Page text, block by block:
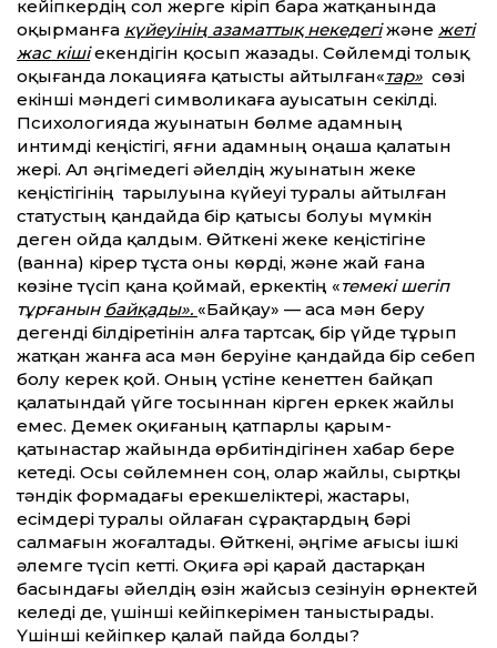
кейіпкердің сол жерге кіріп бара жатқанында
оқырманға күйеуінің азаматтық некедегіжәне жеті
жас кішіекендігін қосып жазады. Сөйлемді толық
оқығанда локацияға қатысты айтылған«тар» сөзі
екінші мәндегі символикаға ауысатын секілді.
Психологияда жуынатын бөлме адамның
интимді кеңістігі, яғни адамның оңаша қалатын
жері. Ал әңгімедегі әйелдің жуынатын жеке
кеңістігінің тарылуына күйеуі туралы айтылған
статустың қандайда бір қатысы болуы мүмкін
деген ойда қалдым. Өйткені жеке кеңістігіне
(ванна) кірер тұста оны көрді, және жай ғана
көзіне түсіп қана қоймай, еркектің «темекі шегіп
тұрғанын байқады». «Байқау» — аса мән беру
дегенді білдіретінін алға тартсақ, бір үйде тұрып
жатқан жанға аса мән беруіне қандайда бір себеп
болу керек қой. Оның үстіне кенеттен байқап
қалатындай үйге тосыннан кірген еркек жайлы
емес. Демек оқиғаның қатпарлы қарым-
қатынастар жайында өрбитіндігінен хабар бере
кетеді. Осы сөйлемнен соң, олар жайлы, сыртқы
тәндік формадағы ерекшеліктері, жастары,
есімдері туралы ойлаған сұрақтардың бәрі
салмағын жоғалтады. Өйткені, әңгіме ағысы ішкі
әлемге түсіп кетті. Оқиға әрі қарай дастарқан
басындағы әйелдің өзін жайсыз сезінуін өрнектей
келеді де, үшінші кейіпкерімен таныстырады.
Үшінші кейіпкер қалай пайда болды?